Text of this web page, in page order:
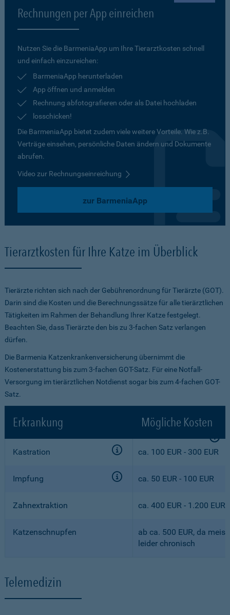
Rechnungen per App einreichen
Nutzen Sie die BarmeniaApp um Ihre Tierarztkosten schnell
und einfach einzureichen:
BarmeniaApp herunterladen
App öffnen und anmelden
Rechnung abfotografieren oder als Datei hochladen
losschicken!
Die BarmeniaApp bietet zudem viele weitere Vorteile. Wie z.B.
Verträge einsehen, persönliche Daten ändern und Dokumente
abrufen.
Video zur Rechnungseinreichung
zur BarmeniaApp
Tierarztkosten für Ihre Katze im Überblick
Tierärzte richten sich nach der Gebührenordnung für Tierärzte (GOT).
Darin sind die Kosten und die Berechnungssätze für alle tierärztlichen
Tätigkeiten im Rahmen der Behandlung Ihrer Katze festgelegt.
Beachten Sie, dass Tierärzte den bis zu 3-fachen Satz verlangen
dürfen.
Die Barmenia Katzenkrankenversicherung übernimmt die
Kostenerstattung bis zum 3-fachen GOT-Satz. Für eine Notfall-
Versorgung im tierärztlichen Notdienst sogar bis zum 4-fachen GOT-
Satz.
Erkrankung Mögliche Kosten
Kastration ca. 100 EUR - 300 EUR
Impfung ca. 50 EUR - 100 EUR
Zahnextraktion ca. 400 EUR - 1.200 EUR
Katzenschnupfen
ab ca. 500 EUR, da
leider chronisch
Telemedizin